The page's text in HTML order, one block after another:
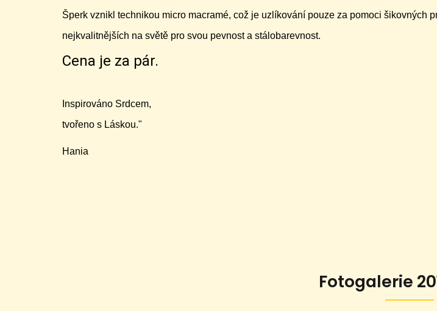
Šperk vznikl technikou micro macramé, což je uzlíkování pouze za pomoci šikovných
nejkvalitnějších na světě pro svou pevnost a stálobarevnost.
Cena je za pár.
Inspirováno Srdcem,
tvořeno s Láskou."
Hania
Fotogalerie